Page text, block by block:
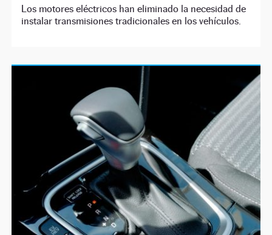
Los motores eléctricos han eliminado la necesidad de
instalar transmisiones tradicionales en los vehículos.